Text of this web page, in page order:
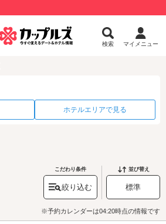
検索 マイメニュー
ホテルエリアで見る
こだわり条件
絞り込む
並び替え
標準
※予約カレンダーは04:20時点の情報です